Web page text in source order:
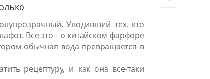
Уводивший тех, кто
Все это - о китайском фарфоре
обычная вода превращается в
рецептуру, и как она все-таки